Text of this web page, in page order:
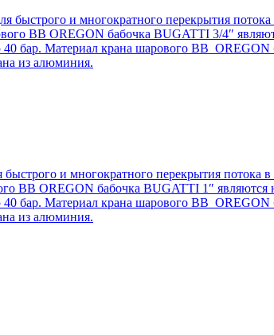
и многократного перекрытия
ВВ OREGON бабочка BUGATTI 3/4″
40 бар. Материал крана шарового ВВ
из алюминия.
и многократного перекрытия потока
ВВ OREGON бабочка BUGATTI 1″ являются
40 бар. Материал крана шарового ВВ
из алюминия.